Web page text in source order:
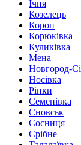
Ічня
Козелець
Короп
Корюківка
Куликівка
Мена
Новгород-
Носівка
Ріпки
Семенівка
Сновськ
Сосниця
Срібне